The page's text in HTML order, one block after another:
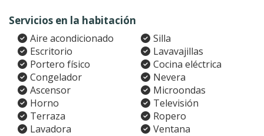
Servicios en la habitación
Aire acondicionado
Silla
Escritorio
Lavavajillas
Portero físico
Cocina eléctrica
Congelador
Nevera
Ascensor
Microondas
Horno
Televisión
Terraza
Ropero
Lavadora
Ventana